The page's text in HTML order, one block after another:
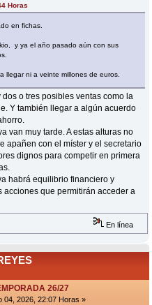
Horas
en fichas.
y ya el año pasado aún con sus
llegar ni a veinte millones de euros.
o tres posibles ventas como la
Y también llegar a algún acuerdo
van muy tarde. A estas alturas no
apañen con el míster y el secretario
dignos para competir en primera
habrá equilibrio financiero y
que permitirán acceder a
En línea
26/27
04, 2026, 22:07 Horas »